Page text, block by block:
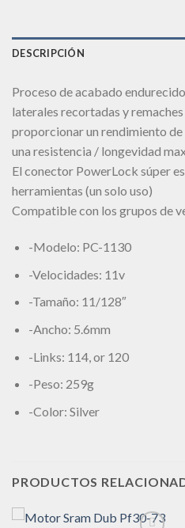
DESCRIPCIÓN
Proceso de acabado
laterales recortadas y
proporcionar un rendimiento
una resistencia / longevidad
El conector PowerLock súper
herramientas (un solo uso)
Compatible con los grupos de
-Modelo: PC-1130
-Velocidades: 11v
-Tamaño: 11/128″
-Ancho: 5.6mm
-Links: 114, or 120
-Peso: 259g
-Color: Silver
PRODUCTOS